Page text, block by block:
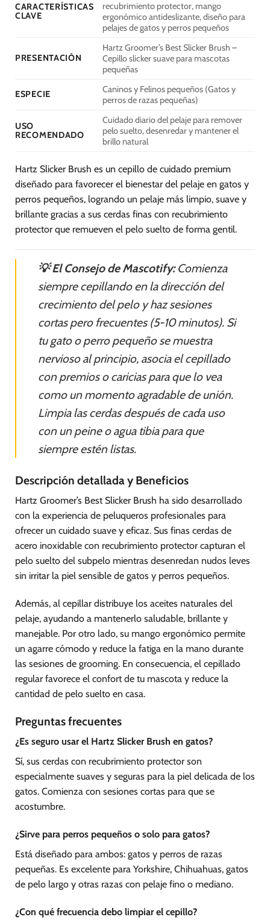
CARACTERÍSTICAS
CLAVE
recubrimiento protector, mango
ergonómico antideslizante, diseño para
pelajes de gatos y perros pequeños
PRESENTACIÓN
Hartz Groomer’s Best Slicker Brush –
Cepillo slicker suave para mascotas
pequeñas
ESPECIE
Caninos y Felinos pequeños (Gatos y
perros de razas pequeñas)
USO
RECOMENDADO
Cuidado diario del pelaje para remover
pelo suelto, desenredar y mantener el
brillo natural
Hartz Slicker Brush es un cepillo de cuidado premium
diseñado para favorecer el bienestar del pelaje en gatos y
perros pequeños, logrando un pelaje más limpio, suave y
brillante gracias a sus cerdas finas con recubrimiento
protector que remueven el pelo suelto de forma gentil.
💡 El Consejo de Mascotify:Comienza
siempre cepillando en la dirección del
crecimiento del pelo y haz sesiones
cortas pero frecuentes (5-10 minutos). Si
tu gato o perro pequeño se muestra
nervioso al principio, asocia el cepillado
con premios o caricias para que lo vea
como un momento agradable de unión.
Limpia las cerdas después de cada uso
con un peine o agua tibia para que
siempre estén listas.
Descripción detallada y Beneficios
Hartz Groomer’s Best Slicker Brush ha sido desarrollado
con la experiencia de peluqueros profesionales para
ofrecer un cuidado suave y eficaz. Sus finas cerdas de
acero inoxidable con recubrimiento protector capturan el
pelo suelto del subpelo mientras desenredan nudos leves
sin irritar la piel sensible de gatos y perros pequeños.
Además, al cepillar distribuye los aceites naturales del
pelaje, ayudando a mantenerlo saludable, brillante y
manejable. Por otro lado, su mango ergonómico permite
un agarre cómodo y reduce la fatiga en la mano durante
las sesiones de grooming. En consecuencia, el cepillado
regular favorece el confort de tu mascota y reduce la
cantidad de pelo suelto en casa.
Preguntas frecuentes
¿Es seguro usar el Hartz Slicker Brush en gatos?
Sí, sus cerdas con recubrimiento protector son
especialmente suaves y seguras para la piel delicada de los
gatos. Comienza con sesiones cortas para que se
acostumbre.
¿Sirve para perros pequeños o solo para gatos?
Está diseñado para ambos: gatos y perros de razas
pequeñas. Es excelente para Yorkshire, Chihuahuas, gatos
de pelo largo y otras razas con pelaje fino o mediano.
¿Con qué frecuencia debo limpiar el cepillo?